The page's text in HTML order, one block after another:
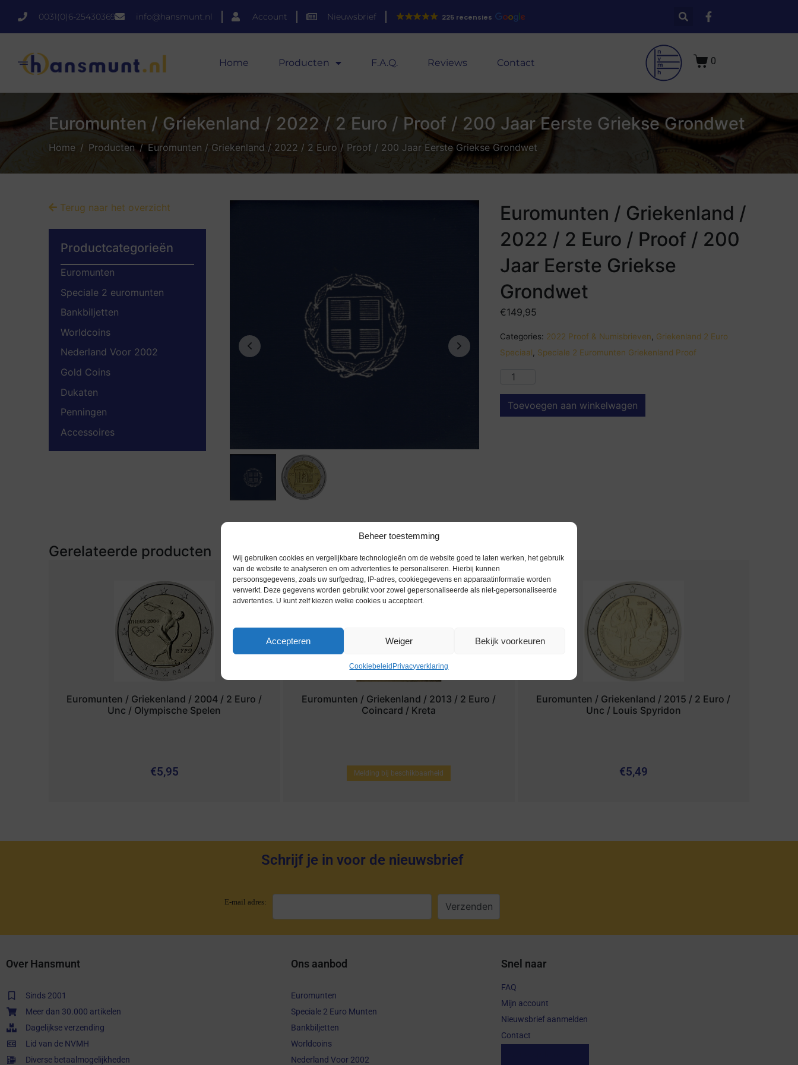
Beheer toestemming
Wij gebruiken cookies en vergelijkbare technologieën om de website goed te laten werken, het gebruik
van de website te analyseren en om advertenties te personaliseren. Hierbij kunnen
persoonsgegevens, zoals uw surfgedrag, IP-adres, cookiegegevens en apparaatinformatie worden
verwerkt. Deze gegevens worden gebruikt voor zowel gepersonaliseerde als niet-gepersonaliseerde
advertenties. U kunt zelf kiezen welke cookies u accepteert.
Accepteren Weiger Bekijk voorkeuren
Cookiebeleid Privacyverklaring
0031(0)6-25430369 info@hansmunt.nl Account Nieuwsbrief 225 recensies
Home Producten F.A.Q. Reviews Contact 0
Euromunten / Griekenland / 2022 / 2 Euro / Proof / 200 Jaar Eerste Griekse Grondwet
Home Producten Euromunten / Griekenland / 2022 / 2 Euro / Proof / 200 Jaar Eerste Griekse Grondwet
Euromunten / Griekenland /
2022 / 2 Euro / Proof / 200
Jaar Eerste Griekse
Grondwet
€149,95
Categories: 2022 Proof & Numisbrieven
Griekenland 2 Euro
Speciaal
Speciale 2 Euromunten Griekenland Proof
Toevoegen aan winkelwagen
Terug naar het overzicht
Productcategorieën
Euromunten
Speciale 2 euromunten
Bankbiljetten
Worldcoins
Nederland Voor 2002
Gold Coins
Dukaten
Penningen
Accessoires
Gerelateerde producten
Euromunten / Griekenland / 2004 / 2 Euro /
Unc / Olympische Spelen
€5,95
Euromunten / Griekenland / 2013 / 2 Euro /
Coincard / Kreta
Melding bij beschikbaarheid
Euromunten / Griekenland / 2015 / 2 Euro /
Unc / Louis Spyridon
€5,49
Schrijf je in voor de nieuwsbrief
E-mail adres:
Over Hansmunt
Sinds 2001
Meer dan 30.000 artikelen
Dagelijkse verzending
Lid van de NVMH
Diverse betaalmogelijkheden
Ons aanbod
Euromunten
Speciale 2 Euro Munten
Bankbiljetten
Worldcoins
Nederland Voor 2002
Snel naar
FAQ
Mijn account
Nieuwsbrief aanmelden
Contact